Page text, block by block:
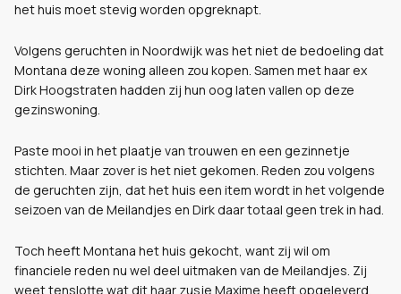
het huis moet stevig worden opgreknapt.
Volgens geruchten in Noordwijk was het niet de bedoeling dat
Montana deze woning alleen zou kopen. Samen met haar ex
Dirk Hoogstraten hadden zij hun oog laten vallen op deze
gezinswoning.
Paste mooi in het plaatje van trouwen en een gezinnetje
stichten. Maar zover is het niet gekomen. Reden zou volgens
de geruchten zijn, dat het huis een item wordt in het volgende
seizoen van de Meilandjes en Dirk daar totaal geen trek in had.
Toch heeft Montana het huis gekocht, want zij wil om
financiele reden nu wel deel uitmaken van de Meilandjes. Zij
weet tenslotte wat dit haar zusje Maxime heeft opgeleverd.